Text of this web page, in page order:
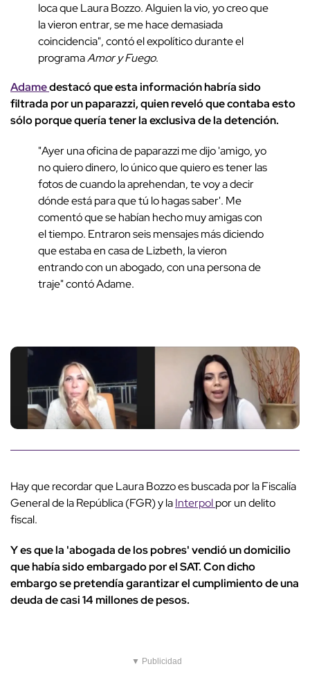
loca que Laura Bozzo. Alguien la vio, yo creo que
la vieron entrar, se me hace demasiada
coincidencia", contó el expolítico durante el
programaAmor y Fuego.
Adamedestacó que esta información habría sido
filtrada por un paparazzi, quien reveló que contaba esto
sólo porque quería tener la exclusiva de la detención.
"Ayer una oficina de paparazzi me dijo 'amigo, yo
no quiero dinero, lo único que quiero es tener las
fotos de cuando la aprehendan, te voy a decir
dónde está para que tú lo hagas saber'. Me
comentó que se habían hecho muy amigas con
el tiempo. Entraron seis mensajes más diciendo
que estaba en casa de Lizbeth, la vieron
entrando con un abogado, con una persona de
traje" contó Adame.
Hay que recordar que Laura Bozzo es buscada por la Fiscalía
General de la República (FGR) y laInterpolpor un delito
fiscal.
Y es que la 'abogada de los pobres' vendió un domicilio
que había sido embargado por el SAT. Con dicho
embargo se pretendía garantizar el cumplimiento de una
deuda de casi 14 millones de pesos.
▼ Publicidad